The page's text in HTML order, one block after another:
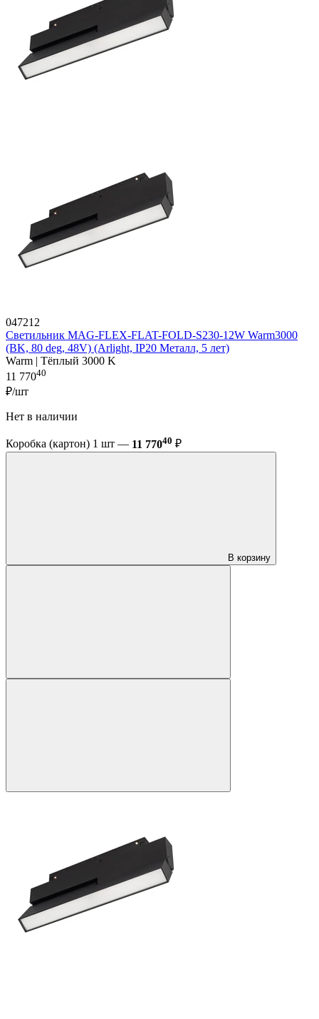
047212
Светильник MAG-FLEX-FLAT-FOLD-S230-12W Warm3000
(BK, 80 deg, 48V) (Arlight, IP20 Металл, 5 лет)
Warm | Тёплый 3000 K
11 77040
₽/шт
Нет в наличии
Коробка (картон) 1 шт — 11 77040 ₽
В корзину